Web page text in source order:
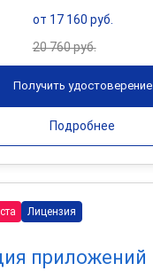
от 17 160 руб.
20 760 руб.
Получить удостоверение
Подробнее
Лицензия
приложений